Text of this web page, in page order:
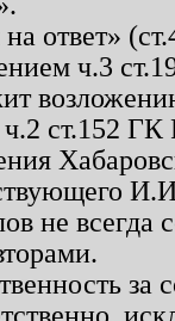
на ответ»
ч.3
ст.152
не